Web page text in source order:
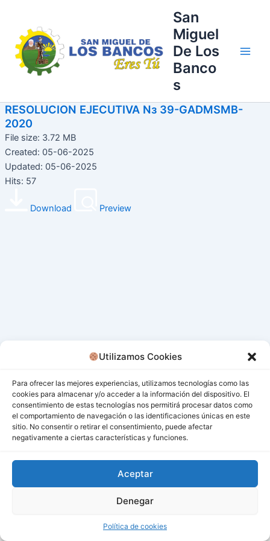
Utilizamos Cookies
Para ofrecer las mejores experiencias, utilizamos tecnologías como las
cookies para almacenar y/o acceder a la información del dispositivo. El
consentimiento de estas tecnologías nos permitirá procesar datos como
el comportamiento de navegación o las identificaciones únicas en este
sitio. No consentir o retirar el consentimiento, puede afectar
negativamente a ciertas características y funciones.
Aceptar
Denegar
Política de cookies
contenido
San
Miguel
De Los
Banco
s
RESOLUCION EJECUTIVA Nз 39-GADMSMB-
2020
File size: 3.72 MB
Created: 05-06-2025
Updated: 05-06-2025
Hits: 57
Download Preview
Todos los derechos © 2026 San Miguel De Los Bancos |